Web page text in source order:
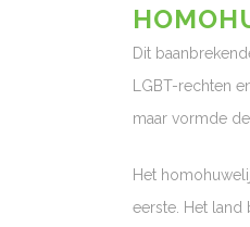
Dit
LGBT-rechten
maar vormde
Het
eerste. Het land